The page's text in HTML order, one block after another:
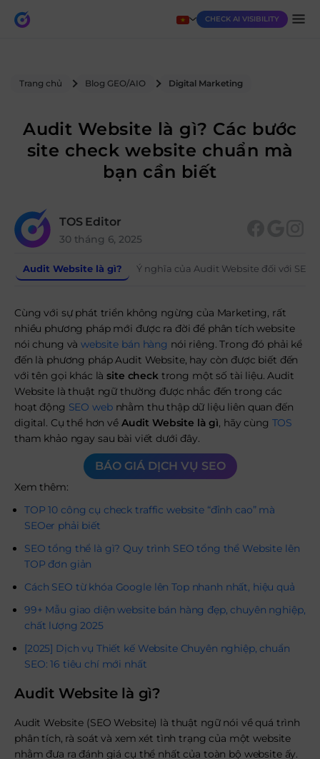
CHECK AI VISIBILITY
Trang chủ Blog GEO/AIO Digital Marketing
Audit Website là gì? Các bước
site check website chuẩn mà
bạn cần biết
TOS Editor
30 tháng 6, 2025
Audit Website là gì? Ý nghĩa của Audit Website đối với SEO
Cùng với sự phát triển không ngừng của Marketing, rất
nhiều phương pháp mới được ra đời để phân tích website
nói chung vàwebsite bán hàng nói riêng. Trong đó phải kể
đến là phương pháp Audit Website, hay còn được biết đến
với tên gọi khác làsite checktrong một số tài liệu. Audit
Website là thuật ngữ thường được nhắc đến trong các
hoạt động SEO webnhằm thu thập dữ liệu liên quan đến
digital. Cụ thể hơn về Audit Website là gì, hãy cùng TOS
tham khảo ngay sau bài viết dưới đây.
BÁO GIÁ DỊCH VỤ SEO
Xem thêm:
TOP 10 công cụ check traffic website “đỉnh cao” mà
SEOer phải biết
SEO tổng thể là gì? Quy trình SEO tổng thể Website lên
TOP đơn giản
Cách SEO từ khóa Google lên Top nhanh nhất, hiệu quả
99+ Mẫu giao diện website bán hàng đẹp, chuyên nghiệp,
chất lượng 2025
[2025] Dịch vụ Thiết kế Website Chuyên nghiệp, chuẩn
SEO: 16 tiêu chí mới nhất
Audit Website là gì?
Audit Website (SEO Website) là thuật ngữ nói về quá trình
phân tích, rà soát và xem xét tình trạng của một website
nhằm đưa ra đánh giá cụ thể nhất của toàn bộ website ấy.